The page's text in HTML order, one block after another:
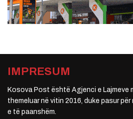
IMPRESUM
Kosova Post është Agjenci e Lajmeve
themeluar në vitin 2016, duke pasur
e të paanshëm.